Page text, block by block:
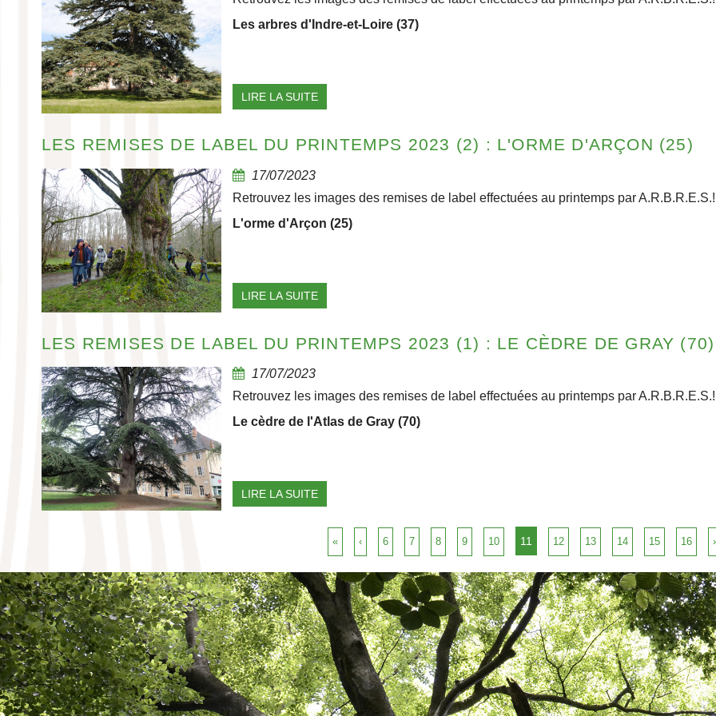
Les arbres d'Indre-et-Loire (37)
LIRE LA SUITE
LES REMISES DE LABEL DU PRINTEMPS 2023 (2) : L'ORME D'ARÇON (25)
17/07/2023
Retrouvez les images des remises de label effectuées au printemps par
L'orme d'Arçon (25)
LIRE LA SUITE
LES REMISES DE LABEL DU PRINTEMPS 2023 (1) : LE CÈDRE DE GRAY (70)
17/07/2023
Retrouvez les images des remises de label effectuées au printemps par
Le cèdre de l'Atlas de Gray (70)
LIRE LA SUITE
« ‹ 6 7 8 9 10 11 12 13 14 15 16 ›